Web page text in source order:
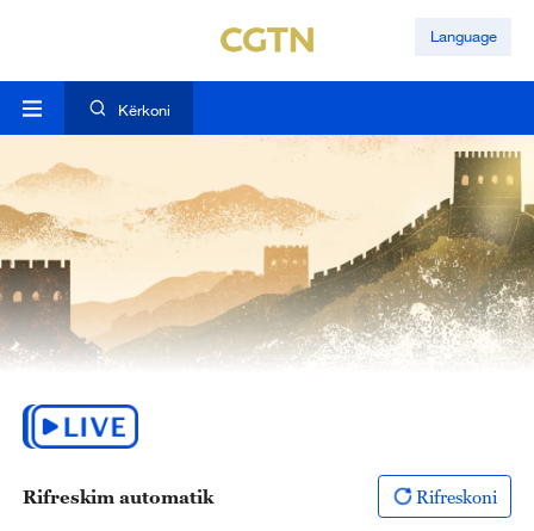
Language
Kërkoni
Rifreskim automatik Rifreskoni